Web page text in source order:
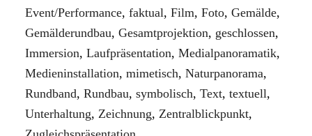
Event/Performance, faktual, Film, Foto, Gemälde,
Gemälderundbau, Gesamtprojektion, geschlossen,
Immersion, Laufpräsentation, Medialpanoramatik,
Medieninstallation, mimetisch, Naturpanorama,
Rundband, Rundbau, symbolisch, Text, textuell,
Unterhaltung, Zeichnung, Zentralblickpunkt,